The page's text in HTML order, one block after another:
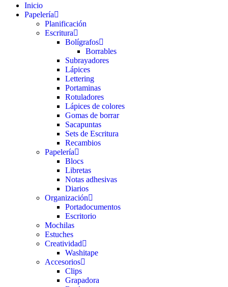
Inicio
Papelería
Planificación
Escritura
Bolígrafos
Borrables
Subrayadores
Lápices
Lettering
Portaminas
Rotuladores
Lápices de colores
Gomas de borrar
Sacapuntas
Sets de Escritura
Recambios
Papelería
Blocs
Libretas
Notas adhesivas
Diarios
Organización
Portadocumentos
Escritorio
Mochilas
Estuches
Creatividad
Washitape
Accesorios
Clips
Grapadora